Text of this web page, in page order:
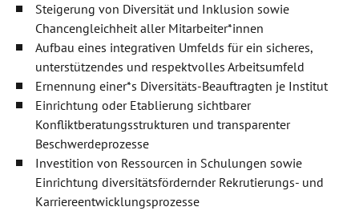
Steigerung von Diversität und Inklusion sowie
Chancengleichheit aller Mitarbeiter*innen
Aufbau eines integrativen Umfelds für ein sicheres,
unterstützendes und respektvolles Arbeitsumfeld
Ernennung einer*s Diversitäts-Beauftragten je Institut
Einrichtung oder Etablierung sichtbarer
Konfliktberatungsstrukturen und transparenter
Beschwerdeprozesse
Investition von Ressourcen in Schulungen sowie
Einrichtung diversitätsfördernder Rekrutierungs- und
Karriereentwicklungsprozesse